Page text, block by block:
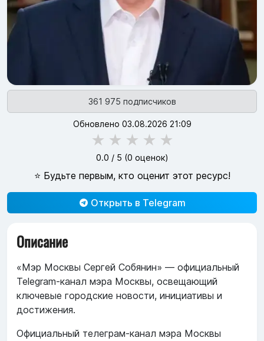
361 975 подписчиков
Обновлено 03.08.2026 21:09
★ ★ ★ ★ ★
0.0 / 5 (0 оценок)
⭐ Будьте первым, кто оценит этот ресурс!
Открыть в Telegram
Описание
«Мэр Москвы Сергей Собянин» — официальный
Telegram-канал мэра Москвы, освещающий
ключевые городские новости, инициативы и
достижения.
Официальный телеграм-канал мэра Москвы